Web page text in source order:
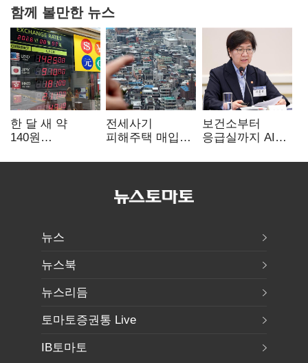
함께 볼만한 뉴스
한 달 새 약
140원
엔저'에 원화
전세사기
피해주택 매입
누적 피해자
보건소부터
응급실까지 AI
혁신 본격화
뉴스
뉴스북
뉴스리듬
토마토증권통 Live
IB토마토